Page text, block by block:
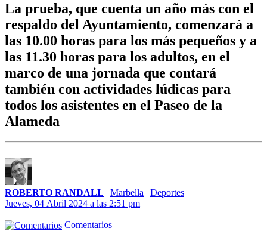
La prueba, que cuenta un año más con el
respaldo del Ayuntamiento, comenzará a
las 10.00 horas para los más pequeños y a
las 11.30 horas para los adultos, en el
marco de una jornada que contará
también con actividades lúdicas para
todos los asistentes en el Paseo de la
Alameda
ROBERTO RANDALL | Marbella | Deportes
Jueves, 04 Abril 2024 a las 2:51 pm
Comentarios